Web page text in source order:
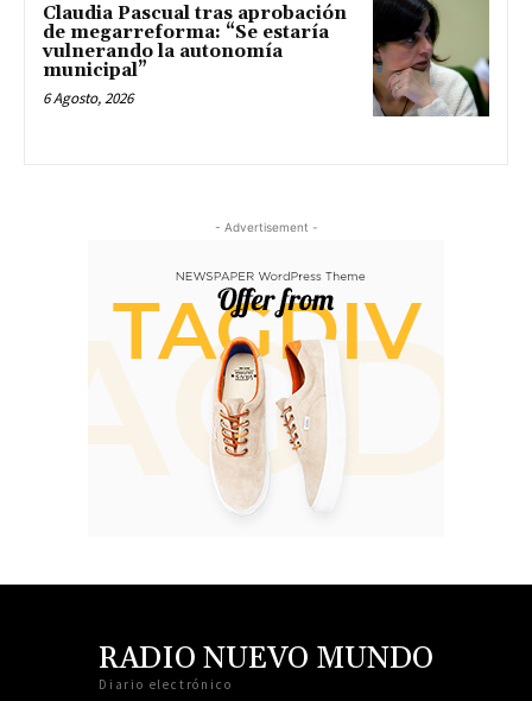
Claudia Pascual tras aprobación
de megarreforma: “Se estaría
vulnerando la autonomía
municipal”
6 Agosto, 2026
- Advertisement -
RADIO NUEVO MUNDO
Diario electrónico